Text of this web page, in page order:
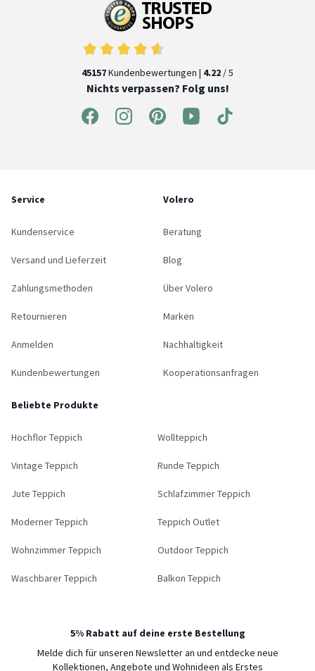
45157Kundenbewertungen | 4.22 / 5
Nichts verpassen? Folg uns!
Service
Kundenservice
Versand und Lieferzeit
Zahlungsmethoden
Retournieren
Anmelden
Kundenbewertungen
Volero
Beratung
Blog
Über Volero
Marken
Nachhaltigkeit
Kooperationsanfragen
Beliebte Produkte
Hochflor Teppich Wollteppich
Vintage Teppich Runde Teppich
Jute Teppich Schlafzimmer Teppich
Moderner Teppich Teppich Outlet
Wohnzimmer Teppich Outdoor Teppich
Waschbarer Teppich Balkon Teppich
5% Rabatt auf deine erste Bestellung
Melde dich für unseren Newsletter an und entdecke neue
Kollektionen, Angebote und Wohnideen als Erstes